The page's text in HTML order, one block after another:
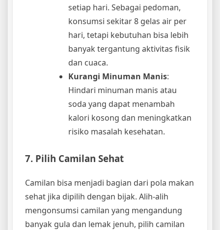
setiap hari. Sebagai pedoman,
konsumsi sekitar 8 gelas air per
hari, tetapi kebutuhan bisa lebih
banyak tergantung aktivitas fisik
dan cuaca.
Kurangi Minuman Manis:
Hindari minuman manis atau
soda yang dapat menambah
kalori kosong dan meningkatkan
risiko masalah kesehatan.
7. Pilih Camilan Sehat
Camilan bisa menjadi bagian dari pola makan
sehat jika dipilih dengan bijak. Alih-alih
mengonsumsi camilan yang mengandung
banyak gula dan lemak jenuh, pilih camilan